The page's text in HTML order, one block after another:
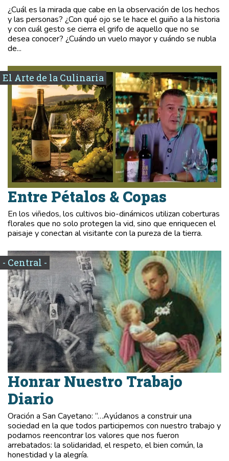
¿Cuál es la mirada que cabe en la observación de los hechos
y las personas? ¿Con qué ojo se le hace el guiño a la historia
y con cuál gesto se cierra el grifo de aquello que no se
desea conocer? ¿Cuándo un vuelo mayor y cuándo se nubla
de...
El Arte de la Culinaria
Entre Pétalos & Copas
En los viñedos, los cultivos bio-dinámicos utilizan coberturas
florales que no solo protegen la vid, sino que enriquecen el
paisaje y conectan al visitante con la pureza de la tierra.
- Central -
Honrar Nuestro Trabajo
Diario
Oración a San Cayetano: “…Ayúdanos a construir una
sociedad en la que todos participemos con nuestro trabajo y
podamos reencontrar los valores que nos fueron
arrebatados: la solidaridad, el respeto, el bien común, la
honestidad y la alegría.